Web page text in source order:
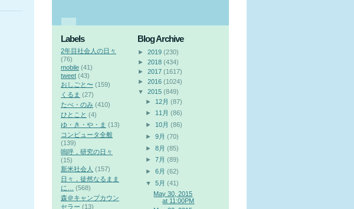
Labels
2年目社会人の日々
(76)
mobile (41)
tweet (43)
おしごと〜 (159)
くるま (27)
たべ・のみ (410)
ひとこと (4)
ゆ・き・や・ま (13)
コンピュータ全般
(139)
嗚呼，研究の日々
(15)
新米社会人 (157)
日々，徒然なるまま
に…
(568)
森＠キャンプカウン
セラー (13)
Blog Archive
► 2019 (230)
► 2018 (434)
► 2017 (1617)
► 2016 (1024)
▼
2015 (849)
► 12月 (87)
► 11月 (86)
► 10月 (86)
►9月 (70)
►8月 (85)
►7月 (89)
►6月 (62)
▼
5月 (41)
May 30, 2015
at 11:00PM